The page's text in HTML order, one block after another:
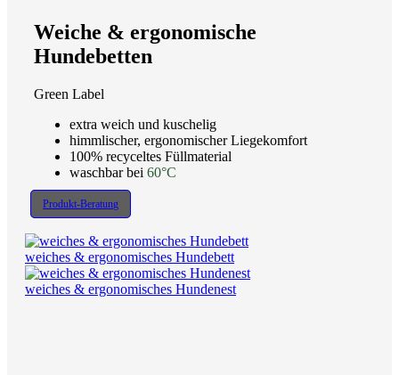
Weiche & ergonomische
Hundebetten
Green Label
extra weich und kuschelig
himmlischer, ergonomischer Liegekomfort
100% recyceltes Füllmaterial
waschbar bei 60°C
Produkt-Beratung
weiches & ergonomisches Hundebett
weiches & ergonomisches Hundenest